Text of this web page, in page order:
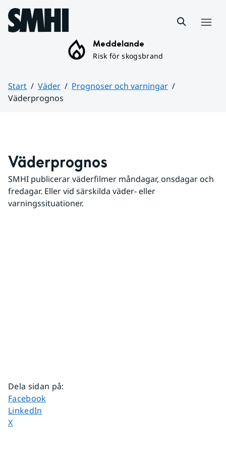
Hoppa till sidans innehåll
Meddelande
Risk för skogsbrand
Start Väder
Prognoser och varningar
Väderprognos
Väderprognos
SMHI publicerar väderfilmer måndagar, onsdagar och
fredagar. Eller vid särskilda väder- eller
varningssituationer.
Dela sidan på:
Dela sidan på
Facebook
Dela sidan på
LinkedIn
Dela sidan på
X